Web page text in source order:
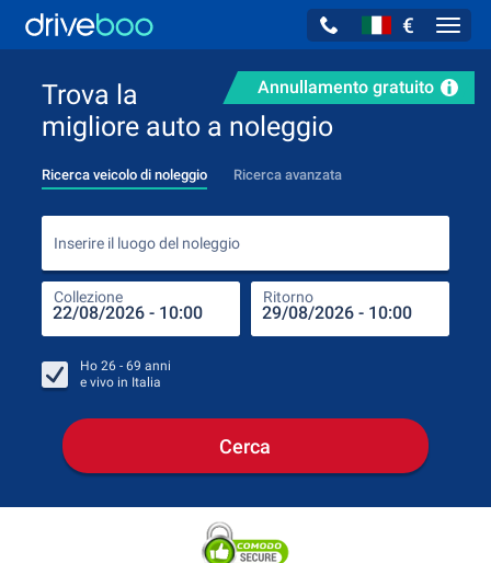
€
Annullamento gratuito
Trova la
migliore auto a noleggio
Ricerca veicolo di noleggio Ricerca avanzata
Inserire il luogo del noleggio
Collezione Ritorno
Ho 26 - 69 anni
e vivo in Italia
Cerca